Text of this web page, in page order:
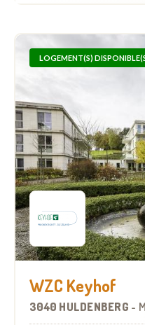
LOGEMENT(S)
WZC Keyhof
3040 HULDENBERG -